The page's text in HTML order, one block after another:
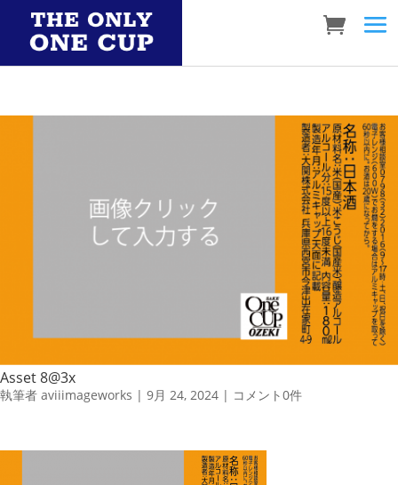
Asset 8@3x
執筆者 aviiimageworks | 9月 24, 2024 | コメント0件